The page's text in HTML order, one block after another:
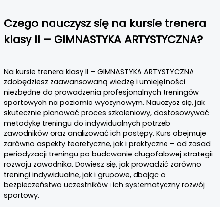
Czego nauczysz się na kursie trenera
klasy II – GIMNASTYKA ARTYSTYCZNA?
Na kursie trenera klasy II – GIMNASTYKA ARTYSTYCZNA
zdobędziesz zaawansowaną wiedzę i umiejętności
niezbędne do prowadzenia profesjonalnych treningów
sportowych na poziomie wyczynowym. Nauczysz się, jak
skutecznie planować proces szkoleniowy, dostosowywać
metodykę treningu do indywidualnych potrzeb
zawodników oraz analizować ich postępy. Kurs obejmuje
zarówno aspekty teoretyczne, jak i praktyczne – od zasad
periodyzacji treningu po budowanie długofalowej strategii
rozwoju zawodnika. Dowiesz się, jak prowadzić zarówno
treningi indywidualne, jak i grupowe, dbając o
bezpieczeństwo uczestników i ich systematyczny rozwój
sportowy.